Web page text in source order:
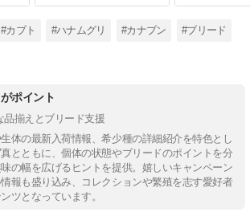
#カブト #ハナムグリ #カナブン #ブリード
ポイント
品揃えとブリード支援
体の最新入荷情報、希少種の詳細紹介を特色とし
とともに、個体の状態やブリードのポイントを分
の幅を広げるヒントを提供。嬉しいキャンペーン
報も盛り込み、コレクションや繁殖を志す愛好者
ツとなっています。